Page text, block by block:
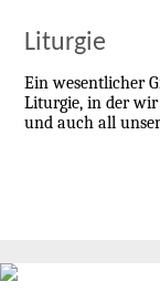
Liturgie
Ein wesentlicher
Liturgie, in der
und auch all